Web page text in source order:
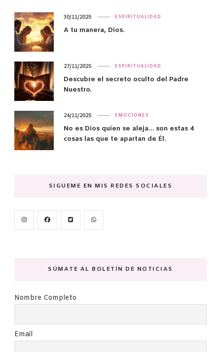
ESPIRITUALIDAD
A tu manera, Dios.
30/11/2025
ESPIRITUALIDAD
Descubre el secreto oculto del Padre
Nuestro.
27/11/2025
EMOCIONES
No es Dios quien se aleja… son estas 4
cosas las que te apartan de Él.
24/11/2025
SIGUEME EN MIS REDES SOCIALES
SÚMATE AL BOLETÍN DE NOTICIAS
Nombre Completo
Email